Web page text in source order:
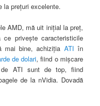
la preţuri excelente.
AMD, mă uit iniţial la preţ,
priveşte caracteristicile
mai bine, achiziţia ATI în
de dolari, fiind o mişcare
de ATI sunt de top, fiind
de la nVidia. Dovadă